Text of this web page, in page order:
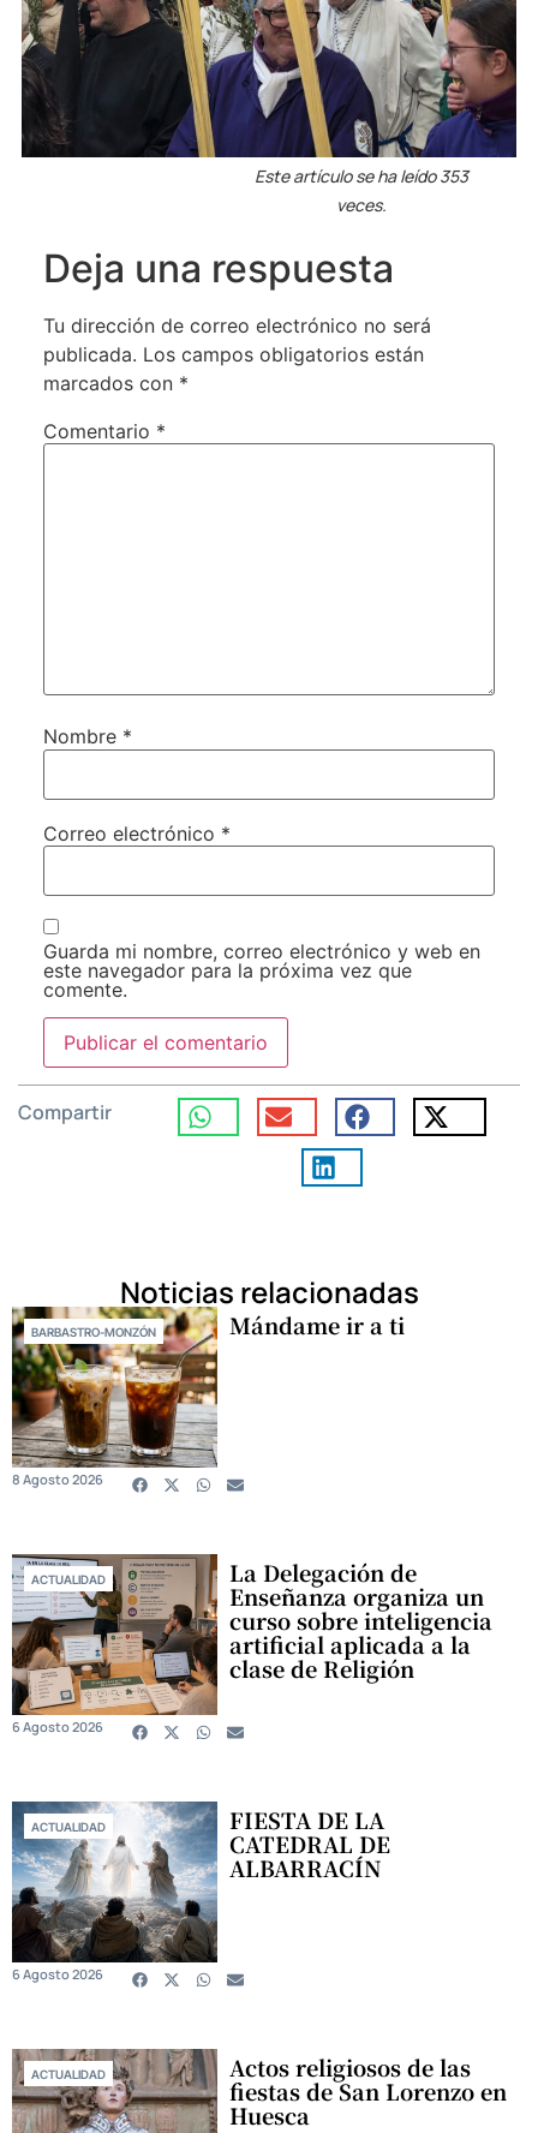
Este artículo se ha leído 353
veces.
Deja una respuesta
Tu dirección de correo electrónico no será
publicada. Los campos obligatorios están
marcados con *
Comentario *
Nombre *
Correo electrónico *
Guarda mi nombre, correo electrónico y web en
este navegador para la próxima vez que
comente.
Compartir
Noticias relacionadas
BARBASTRO-MONZÓN Mándame ir a ti
8 Agosto 2026
ACTUALIDAD La Delegación de
Enseñanza organiza un
curso sobre inteligencia
artificial aplicada a la
clase de Religión
6 Agosto 2026
ACTUALIDAD FIESTA DE LA
CATEDRAL DE
ALBARRACÍN
6 Agosto 2026
ACTUALIDAD Actos religiosos de las
fiestas de San Lorenzo en
Huesca